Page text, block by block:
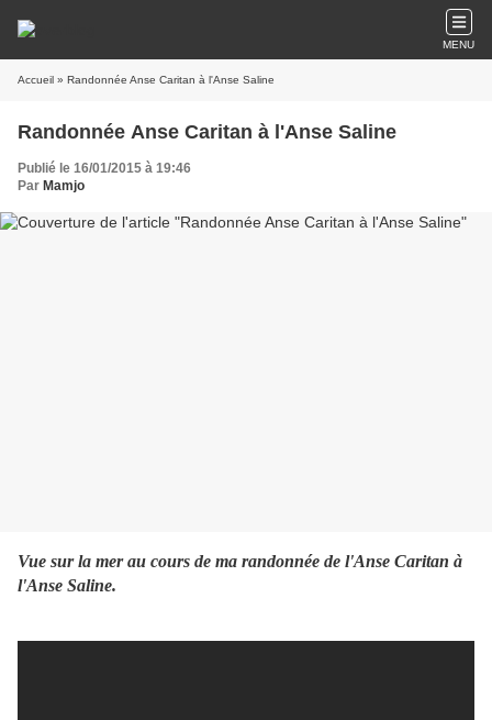
MENU
Accueil » Randonnée Anse Caritan à l'Anse Saline
Randonnée Anse Caritan à l'Anse Saline
Publié le 16/01/2015 à 19:46
Par Mamjo
Vue sur la mer au cours de ma randonnée de l'Anse Caritan à
l'Anse Saline.